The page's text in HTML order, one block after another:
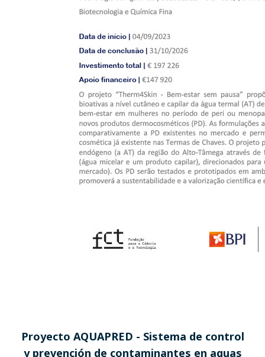
Proyecto AQUAPRED - Sistema de control
y prevención de contaminantes en aguas